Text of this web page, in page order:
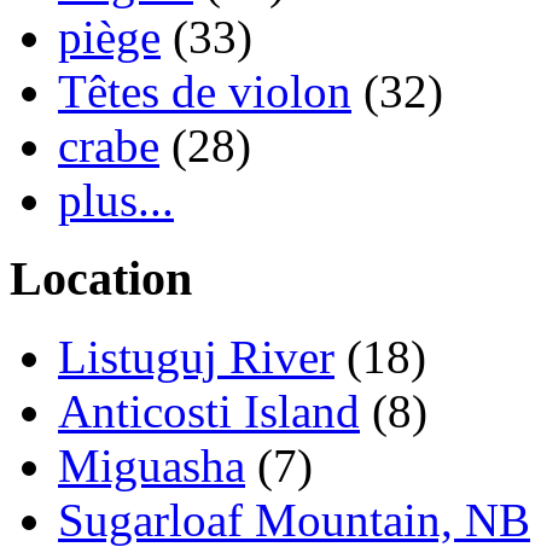
piège (33)
Têtes de violon (32)
crabe (28)
plus...
Location
Listuguj River (18)
Anticosti Island (8)
Miguasha (7)
Sugarloaf Mountain, NB